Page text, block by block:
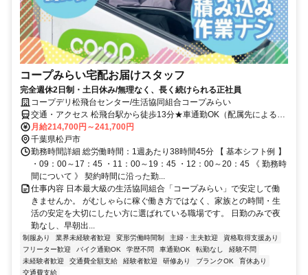
コープみらい宅配お届けスタッフ
完全週休2日制・土日休み/無理なく、長く続けられる正社員
コープデリ松飛台センター/生活協同組合コープみらい
交通・アクセス 松飛台駅から徒歩13分★車通勤OK（配属先による）
※配属先は、入職時期や各センターの人員状況を踏まえ、本人の希望
を考慮した上で、募集場所を含む通勤可能な範囲のセンターから決定
します。
月給214,700円～241,700円
千葉県松戸市
勤務時間詳細 総労働時間：1週あたり38時間45分 【 基本シフト例 】
・09：00～17：45 ・11：00～19：45 ・12：00～20：45 《 勤務時
間について 》 契約時間に沿った勤...
仕事内容 日本最大級の生活協同組合「コープみらい」で安定して働
きませんか。 がむしゃらに稼ぐ働き方ではなく、家族との時間・生
活の安定を大切にしたい方に選ばれている職場です。 日勤のみで夜
勤なし、早朝出...
制服あり 業界未経験者歓迎 変形労働時間制 主婦・主夫歓迎
資格取得支援あり
フリーター歓迎
バイク通勤OK 学歴不問 車通勤OK 転勤なし
経験不問
未経験者歓迎
交通費全額支給 経験者歓迎 研修あり ブランクOK
育休あり
交通費支給